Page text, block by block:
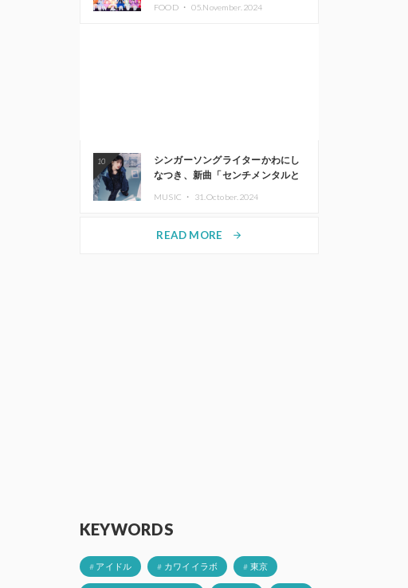
FOOD ・ 05.November.2024
10
シンガーソングライターかわにし
なつき、新曲「センチメンタルと
MUSIC ・ 31.October.2024
READ MORE arrow_forward
KEYWORDS
# アイドル # カワイイラボ # 東京